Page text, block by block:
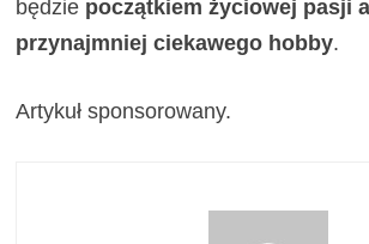
będzie początkiem życiowej pasji
przynajmniej ciekawego hobby.
Artykuł sponsorowany.